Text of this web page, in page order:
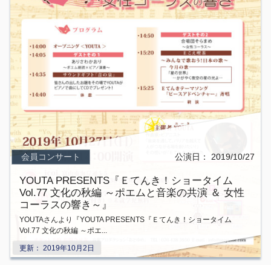
更新： 2019年10月2日
会員コンサート 公演日： 2019/10/27
YOUTA PRESENTS『Ｅてんき！ショータイム
Vol.77 文化の秋編 ～ポエムと音楽の共演 ＆ 女性
コーラスの響き～』
YOUTAさんより『YOUTA PRESENTS『Ｅてんき！ショータイム
Vol.77 文化の秋編 ～ポエ...